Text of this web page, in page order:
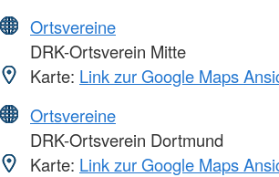
Ortsvereine
DRK-Ortsverein Mitte
Karte: Link zur Google Maps
Ortsvereine
DRK-Ortsverein Dortmund
Karte: Link zur Google Maps